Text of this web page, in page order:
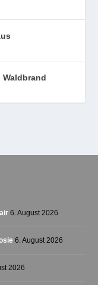
6. August 2026
6. August 2026
2026